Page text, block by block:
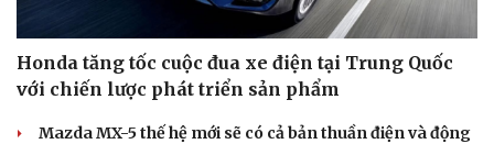
Honda tăng tốc cuộc đua xe điện tại Trung Quốc
với chiến lược phát triển sản phẩm
Mazda MX-5 thế hệ mới sẽ có cả bản thuần điện và động